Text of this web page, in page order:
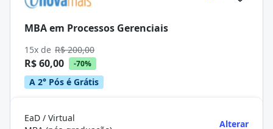
MBA em Processos Gerenciais
15x de R$ 200,00
R$ 60,00 -70%
A 2° Pós é Grátis
EaD / Virtual
Alterar